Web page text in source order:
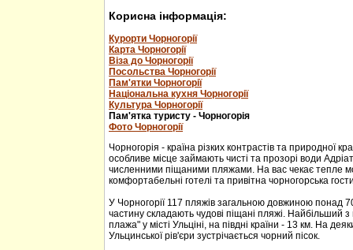
Корисна інформація:
Курорти Чорногорії
Карта Чорногорії
Віза до Чорногорії
Посольства Чорногорії
Пам'ятки Чорногорії
Національна кухня Чорногорії
Культура Чорногорії
Пам'ятка туристу - Чорногорія
Фото Чорногорії
Чорногорія - країна різких контрастів та природної
особливе місце займають чисті та прозорі води
численними піщаними пляжами. На вас чекає тепле
комфортабельні готелі та привітна чорногорська
У Чорногорії 117 пляжів загальною довжиною понад
частину складають чудові піщані пляжі. Найбільший
плажа" у місті Ульціні, на півдні країни - 13 км. На
Ульцинської рів'єри зустрічається чорний пісок.